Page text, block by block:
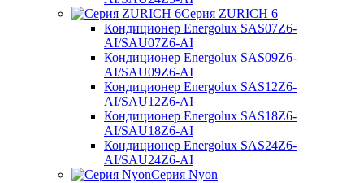
Серия ZURICH 6
Кондиционер Energolux SAS07Z6-
AI/SAU07Z6-AI
Кондиционер Energolux SAS09Z6-
AI/SAU09Z6-AI
Кондиционер Energolux SAS12Z6-
AI/SAU12Z6-AI
Кондиционер Energolux SAS18Z6-
AI/SAU18Z6-AI
Кондиционер Energolux SAS24Z6-
AI/SAU24Z6-AI
Серия Nyon